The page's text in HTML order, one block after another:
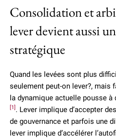
Consolidation et
lever devient aussi
stratégique
Quand les levées sont plus
seulement peut-on lever?, mais
la dynamique actuelle pousse
[1] . Lever implique d’accepter
de gouvernance et parfois une
lever implique d’accélérer